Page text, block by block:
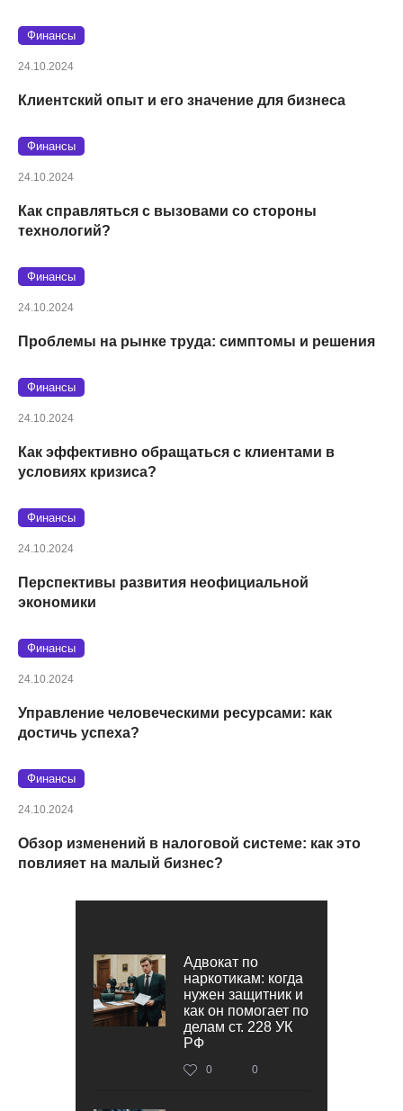
Финансы
24.10.2024
Клиентский опыт и его значение для бизнеса
Финансы
24.10.2024
Как справляться с вызовами со стороны
технологий?
Финансы
24.10.2024
Проблемы на рынке труда: симптомы и решения
Финансы
24.10.2024
Как эффективно обращаться с клиентами в
условиях кризиса?
Финансы
24.10.2024
Перспективы развития неофициальной
экономики
Финансы
24.10.2024
Управление человеческими ресурсами: как
достичь успеха?
Финансы
24.10.2024
Обзор изменений в налоговой системе: как это
повлияет на малый бизнес?
Адвокат по
наркотикам: когда
нужен защитник и
как он помогает по
делам ст. 228 УК
РФ
0 0